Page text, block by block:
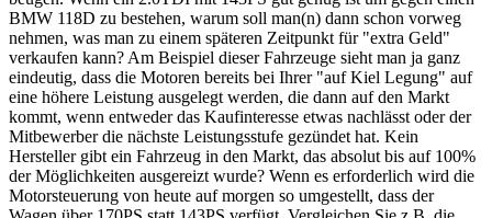
BMW 118D zu bestehen, warum soll man(n) dann schon vorweg
nehmen, was man zu einem späteren Zeitpunkt für "extra Geld"
verkaufen kann? Am Beispiel dieser Fahrzeuge sieht man ja ganz
eindeutig, dass die Motoren bereits bei Ihrer "auf Kiel Legung" auf
eine höhere Leistung ausgelegt werden, die dann auf den Markt
kommt, wenn entweder das Kaufinteresse etwas nachlässt oder der
Mitbewerber die nächste Leistungsstufe gezündet hat. Kein
Hersteller gibt ein Fahrzeug in den Markt, das absolut bis auf 100%
der Möglichkeiten ausgereizt wurde? Wenn es erforderlich wird die
Motorsteuerung von heute auf morgen so umgestellt, dass der